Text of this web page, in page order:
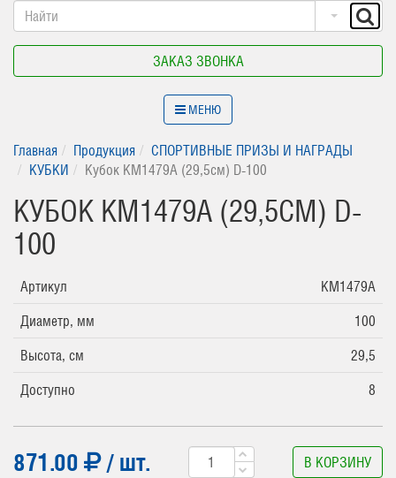
ЗАКАЗ ЗВОНКА
МЕНЮ
Главная Продукция
СПОРТИВНЫЕ ПРИЗЫ И НАГРАДЫ
КУБКИ
Кубок КМ1479A (29,5см) D-100
КУБОК КМ1479A (29,5СМ) D-
100
Артикул
КМ1479A
Диаметр, мм
100
Высота, см
29,5
Доступно
8
871.00 / шт. В КОРЗИНУ